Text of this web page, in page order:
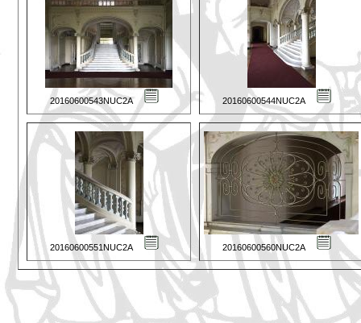
20160600543NUC2A 20160600544NUC2A
20160600551NUC2A 20160600560NUC2A